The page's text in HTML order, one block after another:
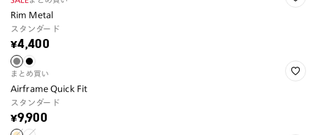
Rim Metal
スタンダード
¥4,400
まとめ買い
Airframe Quick Fit
スタンダード
¥9,900